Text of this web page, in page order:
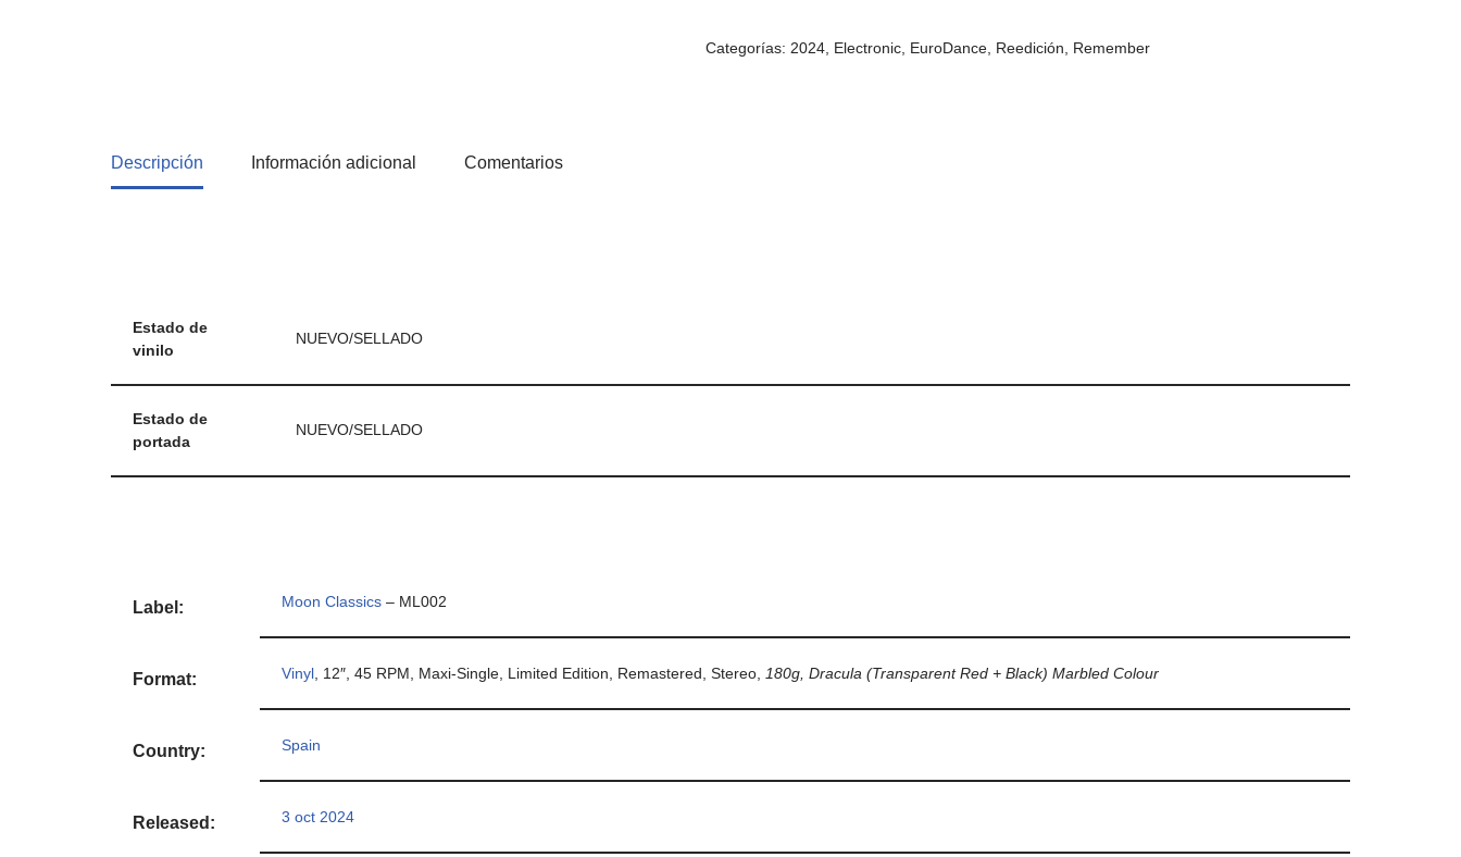
Categorías: 2024 Electronic EuroDance Reedición Remember
Descripción Información adicional Comentarios
Estado de
vinilo
NUEVO/SELLADO
Estado de
portada
NUEVO/SELLADO
Label: Moon Classics – ML002
Format: Vinyl, 12″, 45 RPM, Maxi-Single, Limited Edition, Remastered, Stereo, 180g, Dracula (Transparent Red + Black) Marbled Colour
Country: Spain
Released: 3 oct 2024